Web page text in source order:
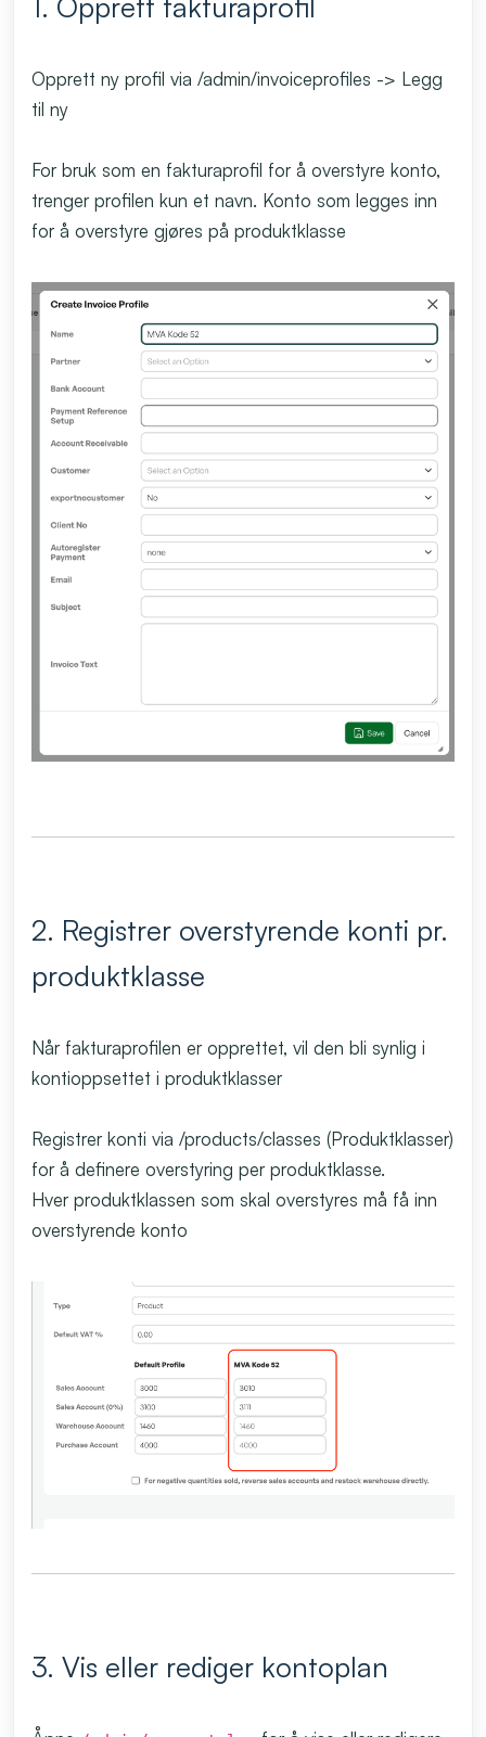
Opprett ny profil via /admin/invoiceprofiles -> Legg
til ny
For bruk som en fakturaprofil for å overstyre konto,
trenger profilen kun et navn. Konto som legges inn
for å overstyre gjøres på produktklasse
2. Registrer overstyrende konti pr.
produktklasse
Når fakturaprofilen er opprettet, vil den bli synlig i
kontioppsettet i produktklasser
Registrer konti via /products/classes (Produktklasser)
for å definere overstyring per produktklasse.
Hver produktklassen som skal overstyres må få inn
overstyrende konto
3. Vis eller rediger kontoplan